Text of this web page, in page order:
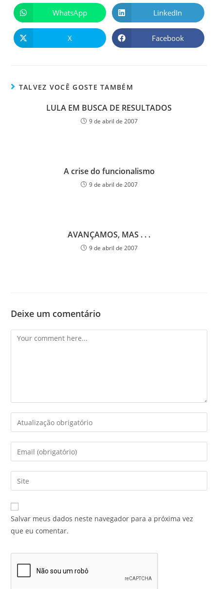
WhatsApp LinkedIn
X Facebook
TALVEZ VOCÊ GOSTE TAMBÉM
LULA EM BUSCA DE RESULTADOS
9 de abril de 2007
A crise do funcionalismo
9 de abril de 2007
AVANÇAMOS, MAS . . .
9 de abril de 2007
Deixe um comentário
Salvar meus dados neste navegador para a próxima vez
que eu comentar.